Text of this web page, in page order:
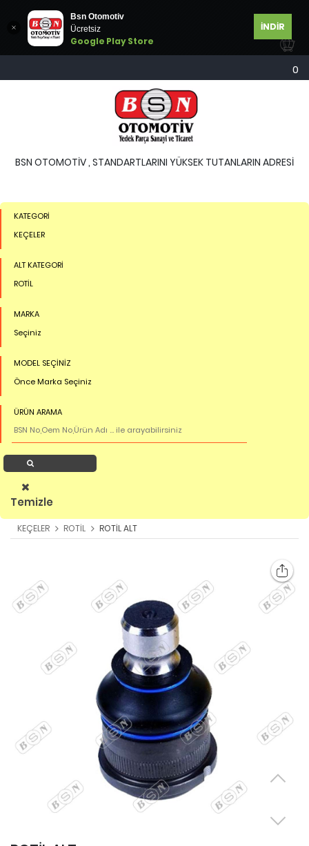
Bsn Otomotiv
Ücretsiz
Google Play Store
İNDİR
0
BSN OTOMOTİV , STANDARTLARINI YÜKSEK TUTANLARIN ADRESİ
KATEGORİ
KEÇELER
ALT KATEGORİ
ROTİL
MARKA
Seçiniz
MODEL SEÇİNİZ
Önce Marka Seçiniz
ÜRÜN ARAMA
Ürün Ara
Temizle
KEÇELER ROTİL ROTİL ALT